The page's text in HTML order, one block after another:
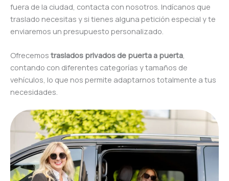
fuera de la ciudad, contacta con nosotros. Indícanos que
traslado necesitas y si tienes alguna petición especial y te
enviaremos un presupuesto personalizado.
Ofrecemos traslados privados de puerta a puerta
contando con diferentes categorías y tamaños de
vehículos, lo que nos permite adaptarnos totalmente a tus
necesidades.